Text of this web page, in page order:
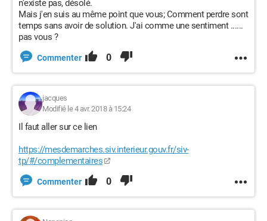
n'existe pas, désolé.
Mais j'en suis au même point que vous; Comment perdre sont
temps sans avoir de solution. J'ai comme une sentiment ......
pas vous ?
Commenter 0
jacques
Modifié le 4 avr. 2018 à 15:24
Il faut aller sur ce lien
https://mesdemarches.siv.interieur.gouv.fr/siv-
tp/#/complementaires
Commenter 0